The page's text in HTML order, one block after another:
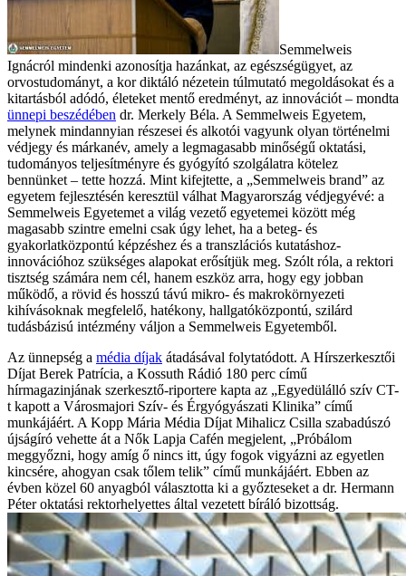
Semmelweis
Ignácról mindenki azonosítja hazánkat, az egészségügyet, az
orvostudományt, a kor diktáló nézetein túlmutató megoldásokat és a
kitartásból adódó, életeket mentő eredményt, az innovációt – mondta
ünnepi beszédében dr. Merkely Béla. A Semmelweis Egyetem,
melynek mindannyian részesei és alkotói vagyunk olyan történelmi
védjegy és márkanév, amely a legmagasabb minőségű oktatási,
tudományos teljesítményre és gyógyító szolgálatra kötelez
bennünket – tette hozzá. Mint kifejtette, a „Semmelweis brand” az
egyetem fejlesztésén keresztül válhat Magyarország védjegyévé: a
Semmelweis Egyetemet a világ vezető egyetemei között még
magasabb szintre emelni csak úgy lehet, ha a beteg- és
gyakorlatközpontú képzéshez és a transzlációs kutatáshoz-
innovációhoz szükséges alapokat erősítjük meg. Szólt róla, a rektori
tisztség számára nem cél, hanem eszköz arra, hogy egy jobban
működő, a rövid és hosszú távú mikro- és makrokörnyezeti
kihívásoknak megfelelő, hatékony, hallgatóközpontú, szilárd
tudásbázisú intézmény váljon a Semmelweis Egyetemből.
Az ünnepség a média díjak átadásával folytatódott. A Hírszerkesztői
Díjat Berek Patrícia, a Kossuth Rádió 180 perc című
hírmagazinjának szerkesztő-riportere kapta az „Egyedülálló szív CT-
t kapott a Városmajori Szív- és Érgyógyászati Klinika” című
munkájáért. A Kopp Mária Média Díjat Mihalicz Csilla szabadúszó
újságíró vehette át a Nők Lapja Cafén megjelent, „Próbálom
meggyőzni, hogy amíg ő nincs itt, úgy fogok vigyázni az egyetlen
kincsére, ahogyan csak tőlem telik” című munkájáért. Ebben az
évben közel 60 anyagból választotta ki a győzteseket a dr. Hermann
Péter oktatási rektorhelyettes által vezetett bíráló bizottság.